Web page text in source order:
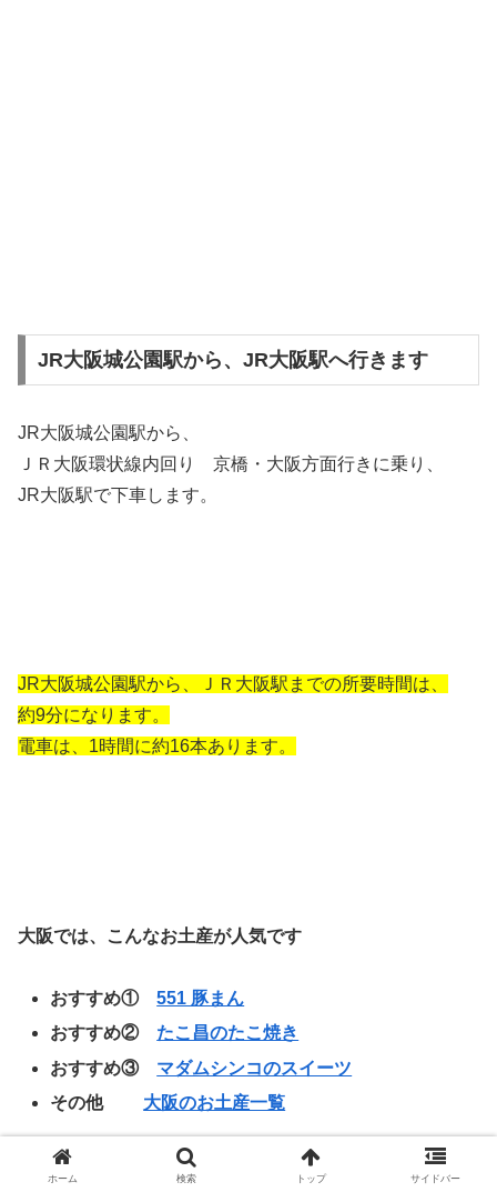
JR大阪城公園駅から、JR大阪駅へ行きます
JR大阪城公園駅から、
ＪＲ大阪環状線内回り 京橋・大阪方面行きに乗り、
JR大阪駅で下車します。
JR大阪城公園駅から、ＪＲ大阪駅までの所要時間は、
約9分になります。
電車は、1時間に約16本あります。
大阪では、こんなお土産が人気です
おすすめ①551 豚まん
おすすめ② たこ昌のたこ焼き
おすすめ③ マダムシンコのスイーツ
その他 大阪のお土産一覧
ホーム 検索 トップ サイドバー